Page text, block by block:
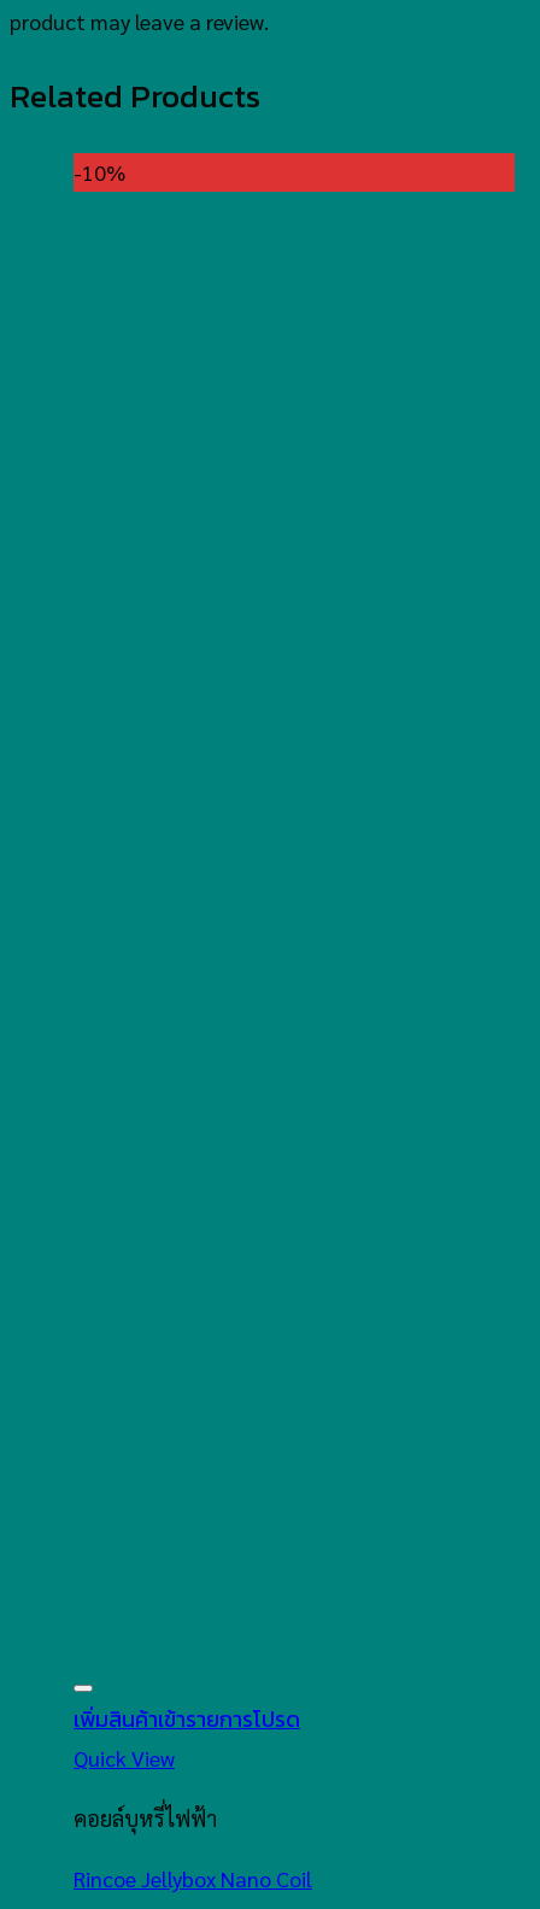
product may leave a review.
Related Products
-10%
เพิ่มสินค้าเข้ารายการโปรด
Quick View
คอยล์บุหรี่ไฟฟ้า
Rincoe Jellybox Nano Coil